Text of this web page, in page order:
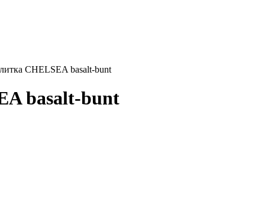
CHELSEA basalt-bunt
basalt-bunt